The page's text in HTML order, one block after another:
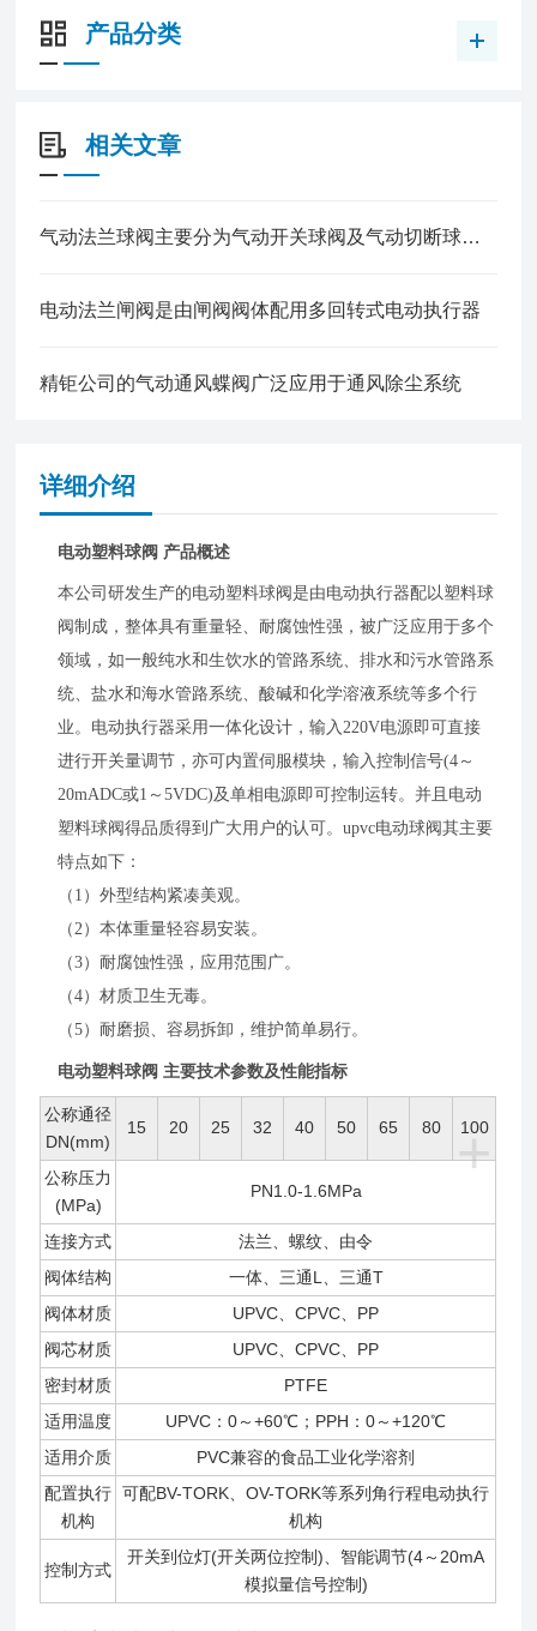
产品分类
相关文章
​气动法兰球阀主要分为气动开关球阀及气动切断球阀两大类
电动法兰闸阀是由闸阀阀体配用多回转式电动执行器
精钜公司的气动通风蝶阀广泛应用于通风除尘系统
详细介绍
电动塑料球阀 产品概述
本公司研发生产的电动塑料球阀是由电动执行器配以塑料球
阀制成，整体具有重量轻、耐腐蚀性强，被广泛应用于多个
领域，如一般纯水和生饮水的管路系统、排水和污水管路系
统、盐水和海水管路系统、酸碱和化学溶液系统等多个行
业。电动执行器采用一体化设计，输入220V电源即可直接
进行开关量调节，亦可内置伺服模块，输入控制信号(4～
20mADC或1～5VDC)及单相电源即可控制运转。并且电动
塑料球阀得品质得到广大用户的认可。upvc电动球阀其主要
特点如下：
（1）外型结构紧凑美观。
（2）本体重量轻容易安装。
（3）耐腐蚀性强，应用范围广。
（4）材质卫生无毒。
（5）耐磨损、容易拆卸，维护简单易行。
电动塑料球阀 主要技术参数及性能指标
+
公称通径
DN(mm)
15 20 25 32 40 50 65 80 100
公称压力
(MPa)
PN1.0-1.6MPa
连接方式
法兰、螺纹、由令
阀体结构
一体、三通L、三通T
阀体材质
UPVC、CPVC、PP
阀芯材质
UPVC、CPVC、PP
密封材质
PTFE
适用温度
UPVC：0～+60℃；PPH：0～+120℃
适用介质
PVC兼容的食品工业化学溶剂
配置执行
机构
可配BV-TORK、OV-TORK等系列角行程电动执行
机构
控制方式
开关到位灯(开关两位控制)、智能调节(4～20mA
模拟量信号控制)